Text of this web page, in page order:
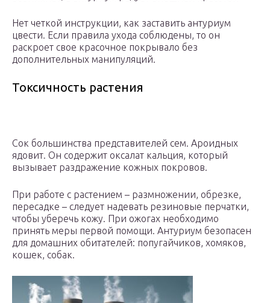
Нет четкой инструкции, как заставить антуриум
цвести. Если правила ухода соблюдены, то он
раскроет свое красочное покрывало без
дополнительных манипуляций.
Токсичность растения
Сок большинства представителей сем. Ароидных
ядовит. Он содержит оксалат кальция, который
вызывает раздражение кожных покровов.
При работе с растением – размножении, обрезке,
пересадке – следует надевать резиновые перчатки,
чтобы уберечь кожу. При ожогах необходимо
принять меры первой помощи. Антуриум безопасен
для домашних обитателей: попугайчиков, хомяков,
кошек, собак.